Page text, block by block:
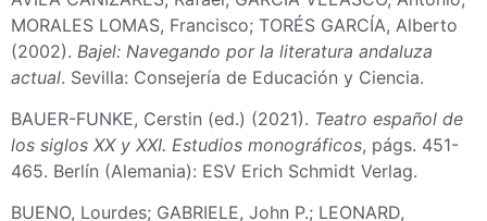
MORALES LOMAS, Francisco; TORÉS GARCÍA, Alberto
(2002). Bajel: Navegando por la literatura andaluza
actual. Sevilla: Consejería de Educación y Ciencia.
BAUER-FUNKE, Cerstin (ed.) (2021). Teatro español de
los siglos XX y XXI. Estudios monográficos, págs. 451-
465. Berlín (Alemania): ESV Erich Schmidt Verlag.
BUENO, Lourdes; GABRIELE, John P.; LEONARD,